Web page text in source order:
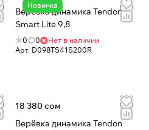
Новинка
Верёвка динамика Tendon
Smart Lite 9,8
0 0
Нет в наличии
Арт. D098TS41S200R
18 380 сом
Верёвка динамика Tendon